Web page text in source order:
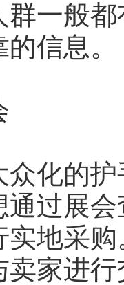
一般都有
信息。
种大众化
通过展
实地采
卖家进